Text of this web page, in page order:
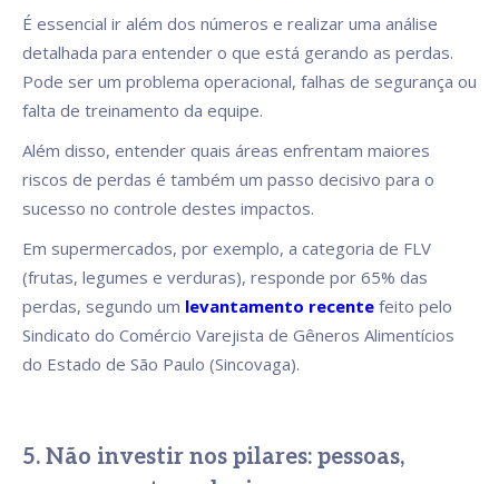
É essencial ir além dos números e realizar uma análise
detalhada para entender o que está gerando as perdas.
Pode ser um problema operacional, falhas de segurança ou
falta de treinamento da equipe.
Além disso, entender quais áreas enfrentam maiores
riscos de perdas é também um passo decisivo para o
sucesso no controle destes impactos.
Em supermercados, por exemplo, a categoria de FLV
(frutas, legumes e verduras), responde por 65% das
perdas, segundo um levantamento recente feito pelo
Sindicato do Comércio Varejista de Gêneros Alimentícios
do Estado de São Paulo (Sincovaga).
5. Não investir nos pilares: pessoas,